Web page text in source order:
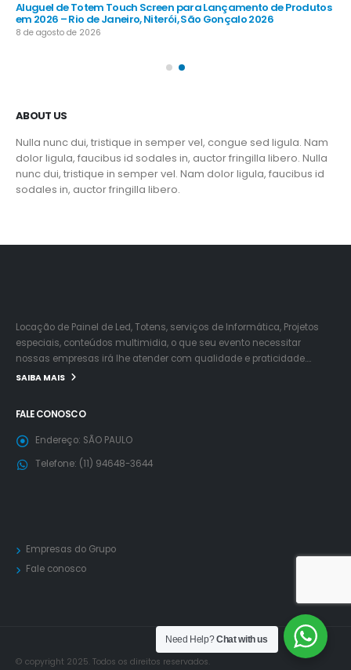
Aluguel de Totem Touch Screen para Lançamento de Produtos
em 2026 – Rio de Janeiro, Niterói, São Gonçalo 2026
8 de agosto de 2026
ABOUT US
Nulla nunc dui, tristique in semper vel, congue sed ligula. Nam
dolor ligula, faucibus id sodales in, auctor fringilla libero. Nulla
nunc dui, tristique in semper vel. Nam dolor ligula, faucibus id
sodales in, auctor fringilla libero.
Locação de Painel de Led, Totens, serviços de Informática, Projetos
especiais, conteúdos multimidia, o que seu evento necessitar
nossas empresas irá lhe atender com qualidade e praticidade….
SAIBA MAIS
FALE CONOSCO
Endereço: SÃO PAULO
Telefone: (11) 94648-3644
Empresas do Grupo
Fale conosco
© copyright 2025. Todos os direitos reservados.
Need Help?Chat with us